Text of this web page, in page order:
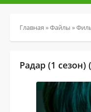
Главная »Файлы »
Радар (1 сезон)